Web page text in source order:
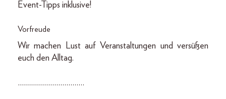
Event-Tipps inklusive!
Vorfreude
Wir machen Lust auf Veranstaltungen und versüßen
euch den Alltag.
……………………………